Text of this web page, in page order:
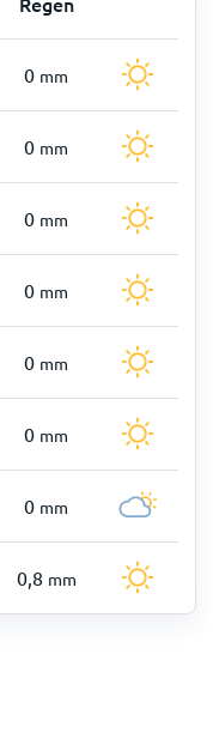
0 mm
0 mm
0 mm
0 mm
0 mm
0 mm
0 mm
0,8 mm